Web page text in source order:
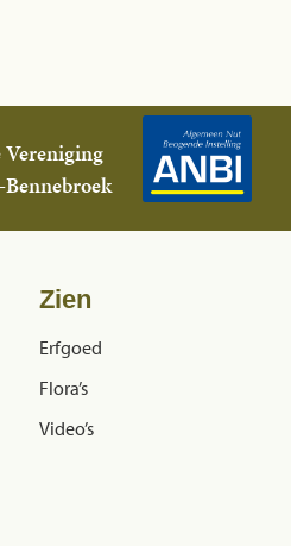
Zien
Erfgoed
Flora’s
Video’s